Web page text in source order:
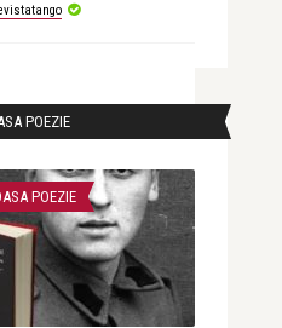
POEZIE
POEZIE